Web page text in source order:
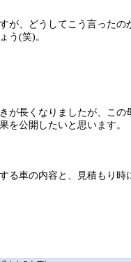
が、どうしてこう言ったの
う(笑)。
が長くなりましたが、この
を公開したいと思います。
る車の内容と、見積もり時